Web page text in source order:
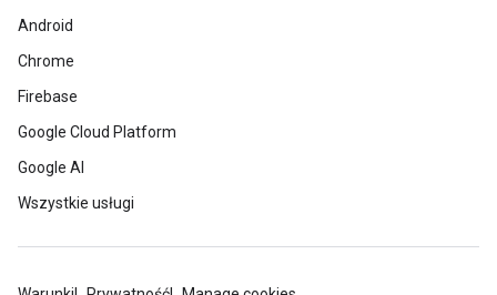
Android
Chrome
Firebase
Google Cloud Platform
Google AI
Wszystkie usługi